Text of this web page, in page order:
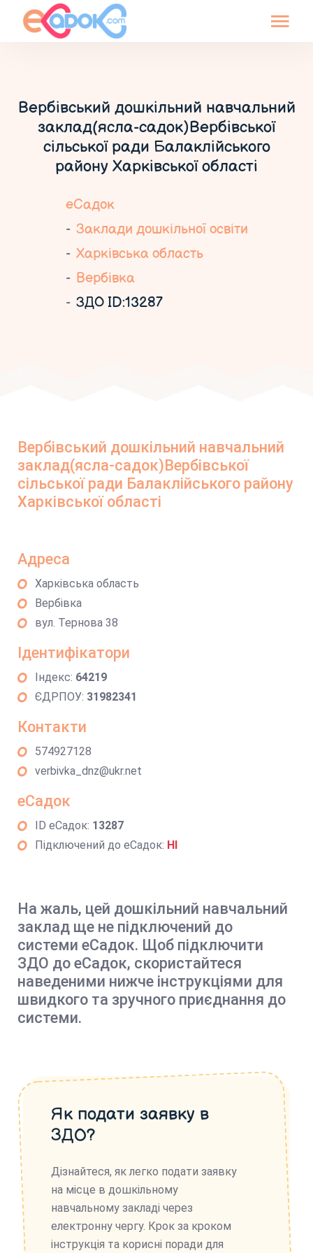
Вербівський дошкільний навчальний
заклад(ясла-садок)Вербівської
сільської ради Балаклійського
району Харківської області
еСадок
Заклади дошкільної освіти
Харківська область
Вербівка
ЗДО ID:13287
Вербівський дошкільний навчальний
заклад(ясла-садок)Вербівської
сільської ради Балаклійського району
Харківської області
Адреса
Харківська область
Вербівка
вул. Тернова 38
Ідентифікатори
Індекс: 64219
ЄДРПОУ: 31982341
Контакти
574927128
verbivka_dnz@ukr.net
еСадок
ID еСадок: 13287
Підключений до еСадок: НІ
На жаль, цей дошкільний навчальний
заклад ще не підключений до
системи еСадок. Щоб підключити
ЗДО до еСадок, скористайтеся
наведеними нижче інструкціями для
швидкого та зручного приєднання до
системи.
Як подати заявку в
ЗДО?
Дізнайтеся, як легко подати заявку
на місце в дошкільному
навчальному закладі через
електронну чергу. Крок за кроком
інструкція та корисні поради для